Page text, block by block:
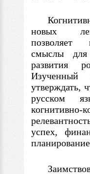
новых
позволяет
смыслы для
развития
Изученный
утверждать,
русском
когнитивно-
успех,